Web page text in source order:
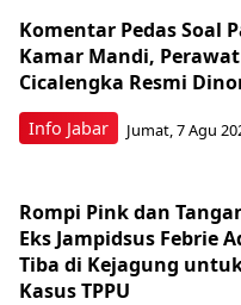
Info Jabar
Komentar Pedas Soal
Kamar Mandi, Perawat
Cicalengka Resmi
Jumat, 7 Agu
Rompi Pink dan
Eks Jampidsus Febrie
Tiba di Kejagung
Kasus TPPU